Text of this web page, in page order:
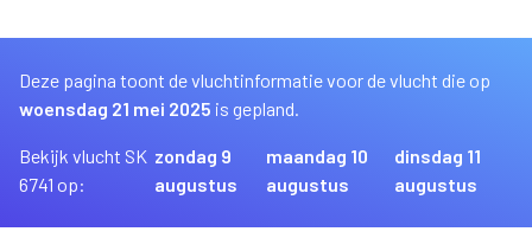
Deze pagina toont de vluchtinformatie voor de vlucht die op
woensdag 21 mei 2025 is gepland.
Bekijk vlucht SK
6741 op:
zondag 9
augustus
maandag 10
augustus
dinsdag 11
augustus